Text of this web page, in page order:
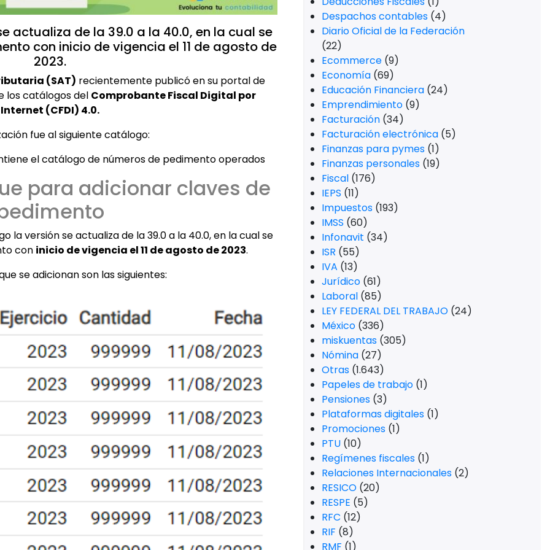
actualiza de la 39.0 a la 40.0, en la cual se
con inicio de vigencia el 11 de agosto de
2023.
(SAT) recientemente publicó en su portal de
los catálogos del Comprobante Fiscal Digital por
Internet (CFDI) 4.0.
fue al siguiente catálogo:
el catálogo de números de pedimento operados
para adicionar claves de
la versión se actualiza de la 39.0 a la 40.0, en la cual se
con inicio de vigencia el 11 de agosto de 2023.
se adicionan son las siguientes:
Despachos contables (4)
Diario Oficial de la Federación
(22)
Ecommerce (9)
Economía (69)
Educación Financiera (24)
Emprendimiento (9)
Facturación (34)
Facturación electrónica (5)
Finanzas para pymes (1)
Finanzas personales (19)
Fiscal (176)
IEPS (11)
Impuestos (193)
IMSS (60)
Infonavit (34)
ISR (55)
IVA (13)
Jurídico (61)
Laboral (85)
LEY FEDERAL DEL TRABAJO (24)
México (336)
miskuentas (305)
Nómina (27)
Otras (1.643)
Papeles de trabajo (1)
Pensiones (3)
Plataformas digitales (1)
Promociones (1)
PTU (10)
Regímenes fiscales (1)
Relaciones Internacionales (2)
RESICO (20)
RESPE (5)
RFC (12)
RIF (8)
RMF (1)